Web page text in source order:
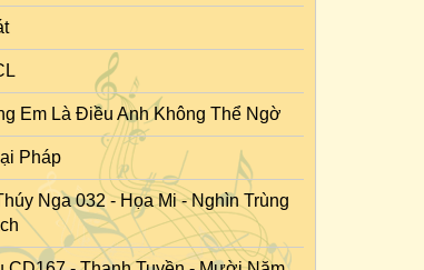
Em Là Điều Anh Không Thể Ngờ
Pháp
Nga 032 - Họa Mi - Nghìn Trùng